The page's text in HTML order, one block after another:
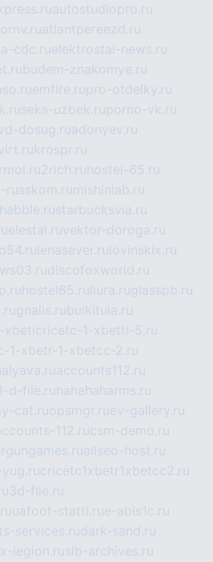
autostudiopro.ru
atlantpereezd.ru
a-cdc.ruelektrostal-news.ru
budem-znakomye.ru
emfire.rupro-otdelky.ru
seks-uzbek.ruporno-vk.ru
dosug.ruadonyev.ru
krospr.ru
2rich.ru hostel-65.ru
russkom.ru mishinlab.ru
habble.rustarbucksvia.ru
elestal.ruvektor-doroga.ru
lenasever.ru lovinskix.ru
discofoxworld.ru
hostel65.ru liura.ruglasspb.ru
gnalis.rubulkitula.ru
xbeticricetc-1-xbetti-5.ru
1-xbetr-1-xbetcc-2.ru
accounts112.ru
d-file.ru hahahaharms.ru
cat.ruopsmgr.ruev-gallery.ru
112.rucsm-demo.ru
allseo-host.ru
cricetc1xbetr1xbetcc2.ru
3d-file.ru
uafoot-statti.rue-abis1c.ru
services.rudark-sand.ru
x-legion.rusib-archives.ru